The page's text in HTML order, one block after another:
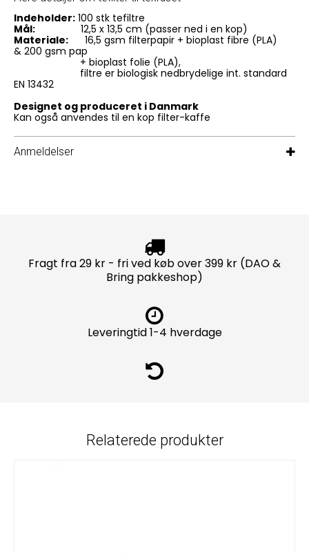
Indeholder: 100 stk tefiltre
Mål:
12,5 x 13,5 cm (passer ned i en kop)
Materiale: 16,5 gsm filterpapir + bioplast fibre (PLA)
& 200 gsm pap
+ bioplast folie (PLA),
filtre er biologisk nedbrydelige int. standard
EN 13432
Designet og produceret i Danmark
Kan også anvendes til en kop filter-kaffe
Anmeldelser
Fragt fra 29 kr - fri ved køb over 399 kr (DAO &
Bring pakkeshop)
Leveringtid 1-4 hverdage
Relaterede produkter